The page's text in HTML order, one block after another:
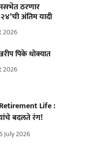
ठरणार
अंतिम यादी
2026
पिके धोक्यात
2026
Life :
बदलते रंग!
July 2026